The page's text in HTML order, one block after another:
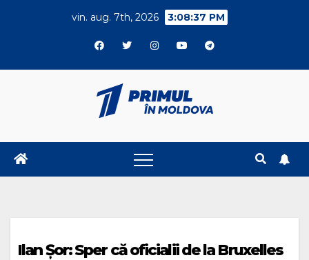
vin. aug. 7th, 2026 3:08:37 PM
Ilan Șor: Sper că oficialii de la Bruxelles